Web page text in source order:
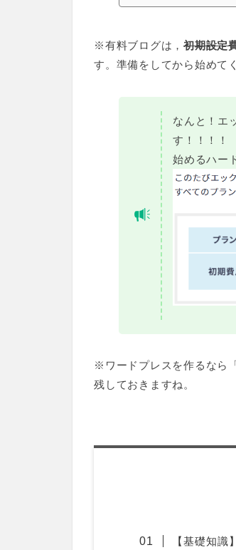
※有料ブログは，初期設定
す。準備をしてから始めて
なんと！エ
す！！！！
始めるハー
※ワードプレスを作るなら
残しておきますね。
【基礎知